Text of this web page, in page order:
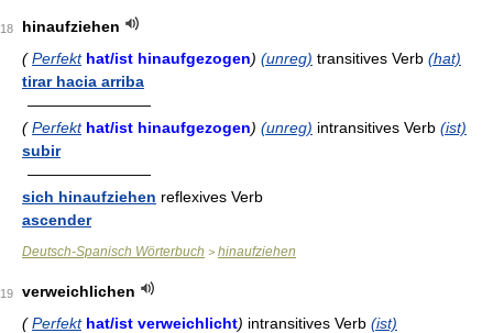
18
hinaufziehen
( Perfekt hat/ist hinaufgezogen) (unreg) transitives Verb (hat)
tirar hacia arriba
————————
( Perfekt hat/ist hinaufgezogen) (unreg) intransitives Verb (ist)
subir
————————
sich hinaufziehen reflexives Verb
ascender
Deutsch-Spanisch Wörterbuch > hinaufziehen
19
verweichlichen
( Perfekt hat/ist verweichlicht) intransitives Verb (ist)